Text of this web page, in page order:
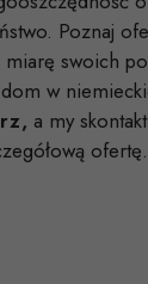
Poznaj
swoich
w
, a my
ofertę.